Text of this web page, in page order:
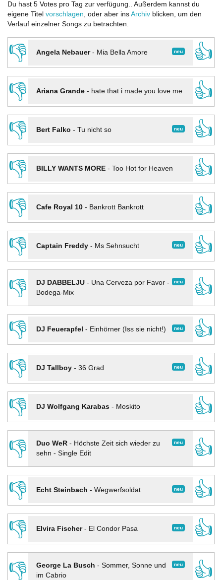
Du hast 5 Votes pro Tag zur verfügung.. Außerdem kannst du
eigene Titel vorschlagen, oder aber ins Archiv blicken, um den
Verlauf einzelner Songs zu betrachten.
👎 neu
Angela Nebauer- Mia Bella Amore
👍
👎
Ariana Grande- hate that i made you love me
👍
👎
neu
Bert Falko - Tu nicht so
👍
👎
BILLY WANTS MORE- Too Hot for Heaven
👍
👎
Cafe Royal 10- Bankrott Bankrott
👍
👎
neu
Captain Freddy- Ms Sehnsucht
👍
👎
neu
DJ DABBELJU- Una Cerveza por Favor -
Bodega-Mix
👍
👎
neu
DJ Feuerapfel - Einhörner (Iss sie nicht!)
👍
👎
neu
DJ Tallboy- 36 Grad
👍
👎
DJ Wolfgang Karabas- Moskito
👍
👎
neu
Duo WeR- Höchste Zeit sich wieder zu
sehn - Single Edit
👍
👎
neu
Echt Steinbach - Wegwerfsoldat
👍
👎
neu
Elvira Fischer- El Condor Pasa
👍
👎
neu
George La Busch - Sommer, Sonne und
im Cabrio
👍